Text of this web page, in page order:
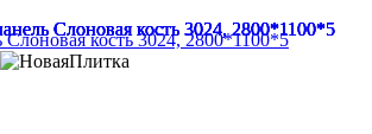
Слоновая кость 3024, 2800*1100*5